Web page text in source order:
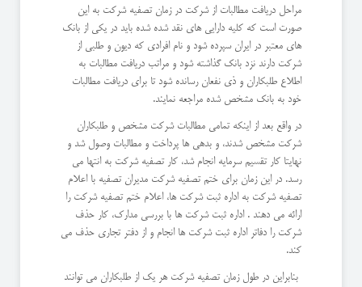
مراحل دریافت مطالبات از شرکت در زمان تصفیه شرکت به این
صورت است که کلیه دارایی های نقد شده شده باید در یکی از بانک
های معتبر در ایران سپرده شود و نام افرادی که دیون و طلبی از
شرکت دارند نزد بانک گذاشته شود و مراتب دریافت مطالبات به
اطلاع طلبکاران و ذی نفعان رسانده شود تا برای دریافت مطالبات
خود به بانک مشخص شده مراجعه نمایند.
در واقع بعد از اینکه تمامی مطالبات شرکت مشخص و طلبکاران
شرکت مشخص شدند، و بدهی ها پرداخت و مطالبات وصول شد و
نهایتا کار تقسیم سرمایه انجام شد، کار تصفیه شرکت به انتها می
رسد. در این زمان برای ختم تصفیه شرکت مدیران تصفیه با اعلام
تصفیه شرکت به اداره ثبت شرکت ها، اعلام ختم تصفیه شرکت را
ارائه می دهند . اداره ثبت شرکت ها با بررسی مدارک، کار حذف
شرکت را دفاتر اداره ثبت شرکت ها انجام و از دفتر تجاری حذف می
کند.
بنابراین در طول زمان تصفیه شرکت هر یک از طلبکاران می توانند